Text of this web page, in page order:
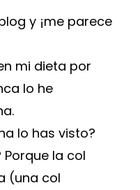
y ¡me parece
mi dieta por
lo he
lo has visto?
Porque la col
(una col